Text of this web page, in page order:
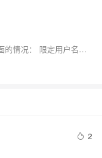
我们在某个网站注册账号的时候，总会遇到下面的情况： 限定用户名的长度最少8位 用户输入的密码最短8位，最长28位 还有用户输入的手机号或者邮箱验证等 这些情况都可以由Django的form来实现。 Django中的form表单的定义 Django的表单系统中，所有的表单都继承自django.
2